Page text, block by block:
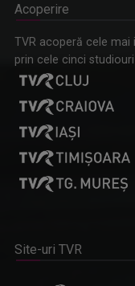
Acoperire
TVR acoperă cele
prin cele cinci
Site-uri TVR